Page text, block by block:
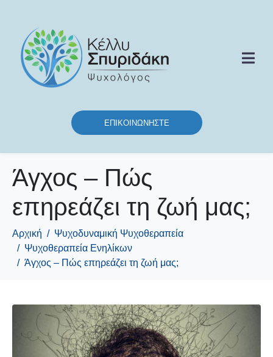
ΕΠΙΚΟΙΝΩΝΉΣΤΕ
Άγχος – Πώς
επηρεάζει τη ζωή μας;
Αρχική
Ψυχοδυναμική Ψυχοθεραπεία
Ψυχοθεραπεία Ενηλίκων
Άγχος – Πώς επηρεάζει τη ζωή μας;